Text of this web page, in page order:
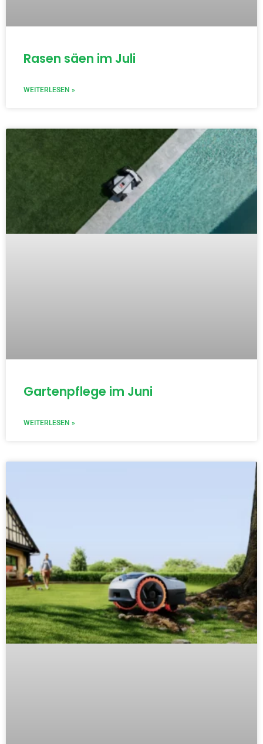
Rasen säen im Juli
WEITERLESEN »
Gartenpflege im Juni
WEITERLESEN »